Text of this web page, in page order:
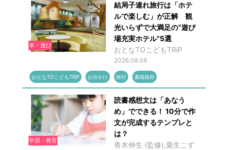
本・遊び
結局子連れ旅行は「ホテ
ルで楽しむ」が正解 観
光いらずで大満足の“遊び
場充実ホテル”5選
おとなTOこどもTRiP
2026.08.06
おとなTOこどもTRiP お出かけ 旅行 書籍抜粋
学習・教育
読書感想文は「あなう
め」でできる！ 10分で作
文が完成するテンプレと
は？
青木伸生 (監修),粟生こず